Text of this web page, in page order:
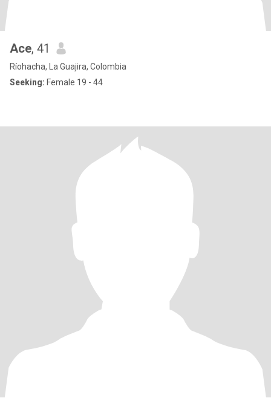
Ace, 41
Ríohacha, La Guajira, Colombia
Seeking: Female 19 - 44